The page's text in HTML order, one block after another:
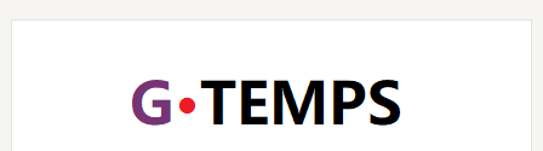
Skip
Skip
Skip
Skip